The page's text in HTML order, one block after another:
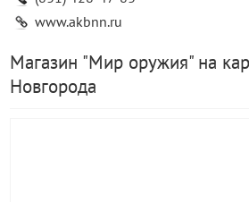
www.akbnn.ru
Магазин "Мир оружия" на
Новгорода